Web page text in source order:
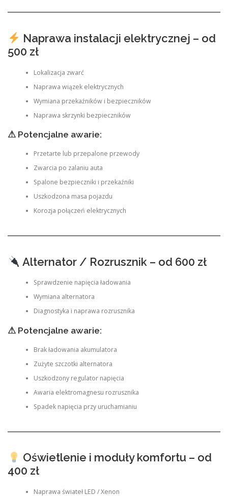
Naprawa instalacji elektrycznej – od
500 zł
Lokalizacja zwarć
Naprawa wiązek elektrycznych
Wymiana przekaźników i bezpieczników
Naprawa skrzynki bezpieczników
⚠ Potencjalne awarie:
Przetarte lub przepalone przewody
Zwarcia po zalaniu auta
Spalone bezpieczniki i przekaźniki
Uszkodzona masa pojazdu
Korozja połączeń elektrycznych
Alternator / Rozrusznik – od 600 zł
Sprawdzenie napięcia ładowania
Wymiana alternatora
Diagnostyka i naprawa rozrusznika
⚠ Potencjalne awarie:
Brak ładowania akumulatora
Zużyte szczotki alternatora
Uszkodzony regulator napięcia
Awaria elektromagnesu rozrusznika
Spadek napięcia przy uruchamianiu
Oświetlenie i moduły komfortu – od
400 zł
Naprawa świateł LED / Xenon